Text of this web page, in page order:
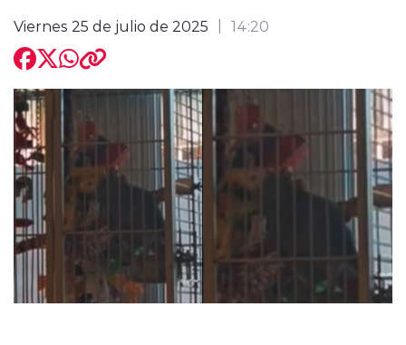
modo claro
Viernes 25 de julio de 2025 14:20